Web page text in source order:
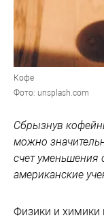
Кофе
Фото: unsplash.com
Сбрызнув
можно
счет уменьшения
американские
Физики и химики